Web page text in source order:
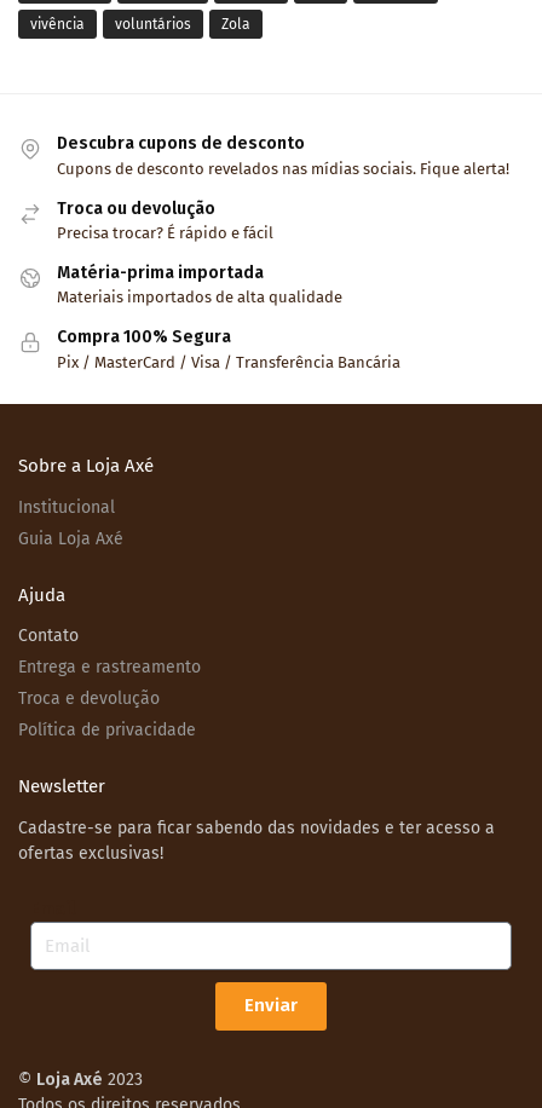
vivência voluntários Zola
Descubra cupons de desconto
Cupons de desconto revelados nas mídias sociais. Fique alerta!
Troca ou devolução
Precisa trocar? É rápido e fácil
Matéria-prima importada
Materiais importados de alta qualidade
Compra 100% Segura
Pix / MasterCard / Visa / Transferência Bancária
Sobre a Loja Axé
Institucional
Guia Loja Axé
Ajuda
Contato
Entrega e rastreamento
Troca e devolução
Política de privacidade
Newsletter
Cadastre-se para ficar sabendo das novidades e ter acesso a
ofertas exclusivas!
Enviar
© Loja Axé 2023